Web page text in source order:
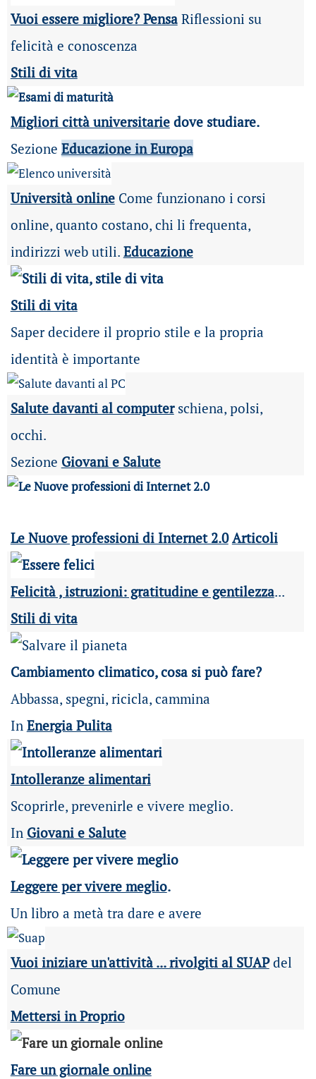
Vuoi essere migliore? PensaRiflessioni su
felicità e conoscenza
Stili di vita
Migliori città universitariedove studiare.
Sezione Educazione in Europa
Università online Come funzionano i corsi
online, quanto costano, chi li frequenta,
indirizzi web utili. Educazione
Stili di vita
Saper decidere il proprio stile e la propria
identità è importante
Salute davanti al computerschiena, polsi,
occhi.
Sezione Giovani e Salute
Le Nuove professioni di Internet 2.0 Articoli
Felicità , istruzioni: gratitudine e gentilezza...
Stili di vita
Cambiamento climatico, cosa si può fare?
Abbassa, spegni, ricicla, cammina
In Energia Pulita
Intolleranze alimentari
Scoprirle, prevenirle e vivere meglio.
In Giovani e Salute
Leggere per vivere meglio.
Un libro a metà tra dare e avere
Vuoi iniziare un'attività ... rivolgiti al SUAPdel
Comune
Mettersi in Proprio
Fare un giornale online